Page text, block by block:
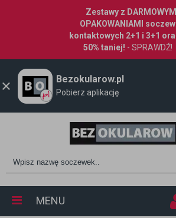
Zestawy z DARMOWYMI
OPAKOWANIAMI
kontaktowych 2+1 i 3+1
50% taniej! - SPRAWDŹ!
Bezokularow.pl
Pobierz aplikację
MENU